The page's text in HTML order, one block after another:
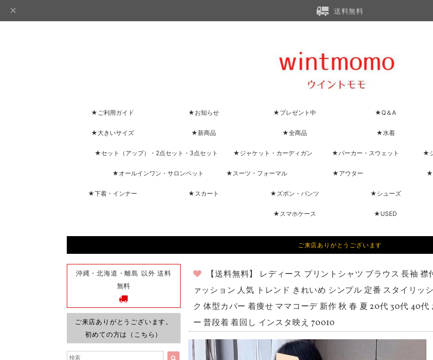
送料無料
★ご利用ガイド ★お知らせ ★プレゼント中 ★Q＆A
★大きいサイズ ★新商品 ★全商品 ★水着
★セット（アップ）・2点セット・3点セット ★ジャケット・カーディガン ★パーカー・スウェット ★
★オールインワン・サロンペット ★スーツ・フォーマル ★アウター ★
★下着・インナー ★スカート ★ズボン・パンツ ★シューズ
★スマホケース ★USED
ご来店ありがとうございます
沖縄・北海道・離島 以外 送料
無料
ご来店ありがとうございます。
初めての方は（こちら）
【送料無料】 レディース プリントシャツ ブラウス 長袖
ァッション 人気 トレンド きれいめ シンプル 定番 スタイリッ
ク 体型カバー 着痩せ ママコーデ 新作 秋 春 夏 20代 30代 40
ー 普段着 着回し インスタ映え 70010